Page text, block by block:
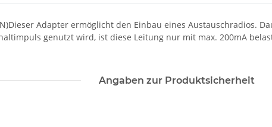
Adapter ermöglicht den Einbau eines Austauschradios.
genutzt wird, ist diese Leitung nur mit max. 200mA
Angaben zur Produktsicherheit